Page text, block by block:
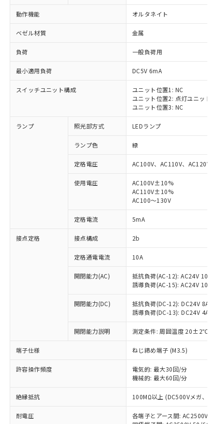
動作機能 オルタネイト
ベゼル材質 金属
負荷 一般負荷用
最小適用負荷 DC5V 6mA
スイッチユニット構成
ユニット位置1: NC
ユニット位置2: 点灯ユニット
ユニット位置3: NC
ランプ 照光部方式 LEDランプ
ランプ色 緑
定格電圧 AC100V、AC110V、AC120V
使用電圧
AC100V±10%
AC110V±10%
AC100～130V
定格電流 5mA
接点定格 接点構成 2b
定格通電電流 10A
開閉能力(AC)
抵抗負荷(AC-12): AC24V 10A/
誘導負荷(AC-15): AC24V
開閉能力(DC)
抵抗負荷(DC-12): DC24V 8A/
誘導負荷(DC-13): DC24V 4A/
開閉能力説明 測定条件: 周囲温度 20±2℃、
端子仕様 ねじ締め端子 (M3.5)
許容操作頻度
電気的: 最大30回/分
機械的: 最大60回/分
絶縁抵抗 100MΩ以上 (DC500Vメガ、点
耐電圧
各端子とアース間: AC2500V
ご利用条件
以下の条件をお読みいただき、同意のうえ
本サービスは、当社制御機器事業取扱
商品の当社在庫状況および標準価格
(税抜)を提供させていただくもので
当社制御機器事業取扱商品の中には、
本サービスの対象外となる商品もある
ことをご了承ください。
在庫状況および標準価格照会結果は、
記載している更新日時点での社内デー
タに基づき作成されるものであり、閲
準価格とは異なる場合があることをご
対応済み：EU RoHS指令（10物質）の
非含有に対応した製品が提供可能な商品で
対応予定：EU RoHS指令（10物質）の非含
有に対応した製品に切り替える予定のある
対応予定なし：EU RoHS指令（10物質）の
非含有に非対応の商品で、対応品を出す予
調査・確認中：EU RoHS指令（10物質）の
非含有の対応状況を調査中または確認中の
非該当品：ライセンス料など無形物で、有
害物質有無と関係のない商品です。
仕入先様の事情により、非含有部品として
いたものが、含有品と判明した場合などや
むを得ず変更することがあります。
*EU RoHS指令（10物質）：
鉛(Pb) 1000ppm以下、 水銀(Hg) 1000ppm以下、 カド
六価クロム(Cr(Ⅵ)) 1000ppm以下、ポリ臭化ビフェニル
「○」：最大均質材料含有率が中国RoHSの
基準値以下であることを示します。
「×」：最大均質材料含有率が中国RoHSの
基準値を超えていることを示します。
「－」：未確認です。当社販売部門へお問
当社は、これら貴社製品のうち、外国
為替および外国貿易法に定める商品
（以下｢規制貨物等」という）を輸出
または国外への提供する場合は、日本
国政府の輸出許可(または役務取引許
可)を取得するなどの必要な手続きを